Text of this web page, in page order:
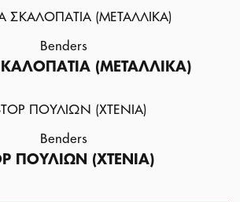
Benders
(ΜΕΤΑΛΛΙΚΑ)
Benders
ΠΟΥΛΙΩΝ (ΧΤΕΝΙΑ)